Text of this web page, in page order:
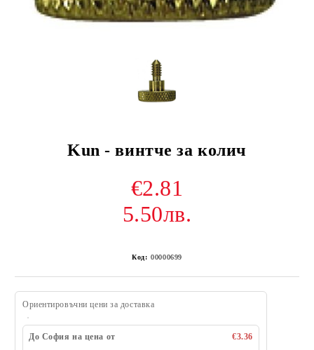
Kun - винтче за колич
€2.81
5.50лв.
Код: 00000699
Ориентировъчни цени за доставка
До София на цена от
€3.36